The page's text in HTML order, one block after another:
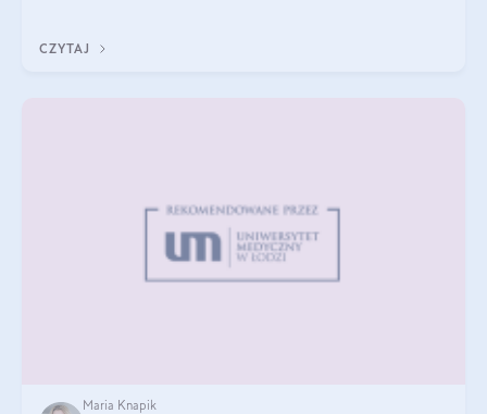
CZYTAJ
Maria Knapik